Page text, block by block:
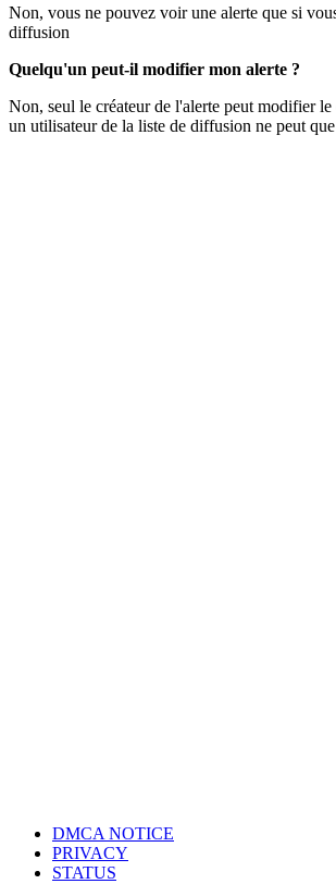
Non, vous ne pouvez voir une alerte que si
diffusion
Quelqu'un peut-il modifier mon alerte ?
Non, seul le créateur de l'alerte peut modifier le
un utilisateur de la liste de diffusion ne peut
DMCA NOTICE
PRIVACY
STATUS